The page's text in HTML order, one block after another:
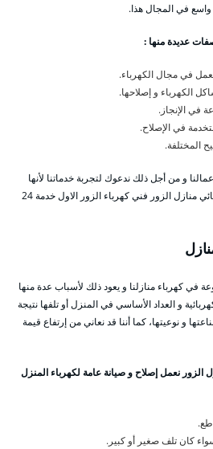
واسع في المجال هذا.
عديدة منها :
في مجال الكهرباء.
الكهرباء و إصلاحها.
في الإنجاز.
في الإصلاح.
المختلفة.
و من أجل ذلك ندعوك لتجربة خدماتنا لأنها
الأفضل على الإطلاق في شركة كهربائي منازل الزور فني كهرباء الزور الاول خدمة 24
كهرباء منازلنا و يعود ذلك لأسباب عدة منها
و العداد الأساسي في المنزل أو تلفها نتيجة
و نوعيتها، كما أننا قد نعاني من إرتفاع قيمة
نعمل إصلاح و صيانة عامة لكهرباء المنزل
كان تلف صغير أو كبير.